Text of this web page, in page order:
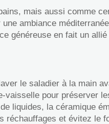
mais aussi comme
ambiance
généreuse en fait un
le saladier à la main
vaisselle pour préserver
liquides, la céramique
réchauffages et évitez le